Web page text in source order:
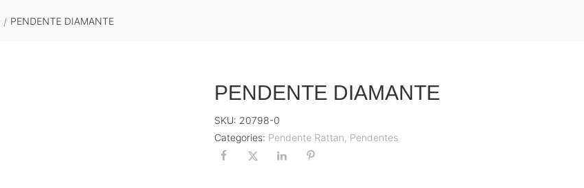
/ PENDENTE DIAMANTE
PENDENTE DIAMANTE
SKU: 20798-0
Categories: Pendente Rattan, Pendentes